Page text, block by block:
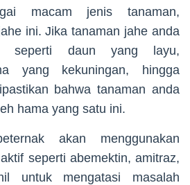
macam jenis tanaman,
ini. Jika tanaman jahe anda
seperti daun yang layu,
yang kekuningan, hingga
bahwa tanaman anda
hama yang satu ini.
akan menggunakan
seperti abemektin, amitraz,
untuk mengatasi masalah